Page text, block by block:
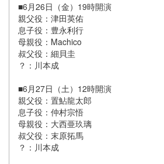
■6月26日（金）19時開演
親父役：津田英佑
息子役：豊永利行
母親役：Machico
叔父役：細貝圭
？：川本成
■6月27日（土）12時開演
親父役：置鮎龍太郎
息子役：仲村宗悟
母親役：大西亜玖璃
叔父役：末原拓馬
？：川本成